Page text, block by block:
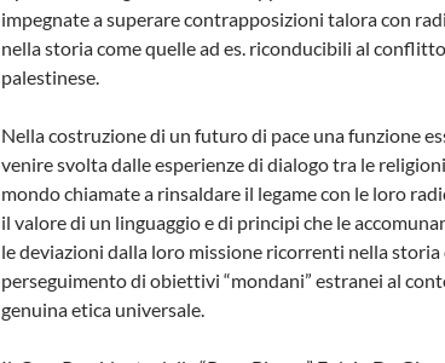
impegnate a superare contrapposizioni talora con
nella storia come quelle ad es. riconducibili al
palestinese.
Nella costruzione di un futuro di pace una funzione
venire svolta dalle esperienze di dialogo tra le
mondo chiamate a rinsaldare il legame con le loro
il valore di un linguaggio e di principi che le
le deviazioni dalla loro missione ricorrenti nella storia
perseguimento di obiettivi “mondani” estranei al
genuina etica universale.